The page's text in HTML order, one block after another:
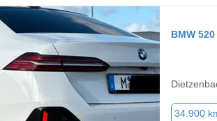
BMW 520
34.900